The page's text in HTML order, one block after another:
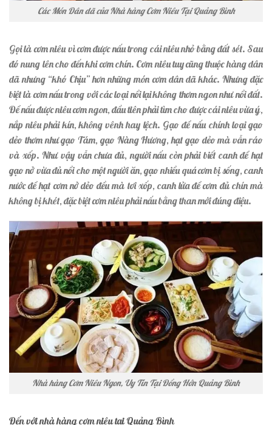
Các Món Dân dã của Nhà hàng Cơm Niêu Tại Quảng Bình
Gọi là cơm niêu vì cơm được nấu trong cái niêu nhỏ bằng đất sét. Sau
đó nung lên cho đến khi cơm chín. Cơm niêu tuy cũng thuộc hàng dân
dã nhưng “khó Chịu” hơn những món cơm dân dã khác. Nhưng đặc
biệt là cơm nấu trong với các loại nồi lại không thơm ngon như nồi đất.
Để nấu được niêu cơm ngon, đầu tiên phải tìm cho được cái niêu vừa ý,
nắp niêu phải kín, không vênh hay lệch. Gạo để nấu chính loại gạo
dẻo thơm như gạo Tám, gạo Nàng Hương, hạt gạo dẻo mà vẫn ráo
và xốp. Như vậy vẫn chưa đủ, người nấu còn phải biết canh để hạt
gạo nở vừa đủ nồi cho một người ăn, gạo nhiều quá cơm bị sống, canh
nước để hạt cơm nở dẻo đều mà tơi xốp, canh lửa để cơm đủ chín mà
không bị khét, đặc biệt cơm niêu phải nấu bằng than mới đúng điệu.
Nhà hàng Cơm Niêu Ngon, Uy Tín Tại Đồng Hớn Quảng Bình
Đến với nhà hàng cơm niêu tại Quảng Bình